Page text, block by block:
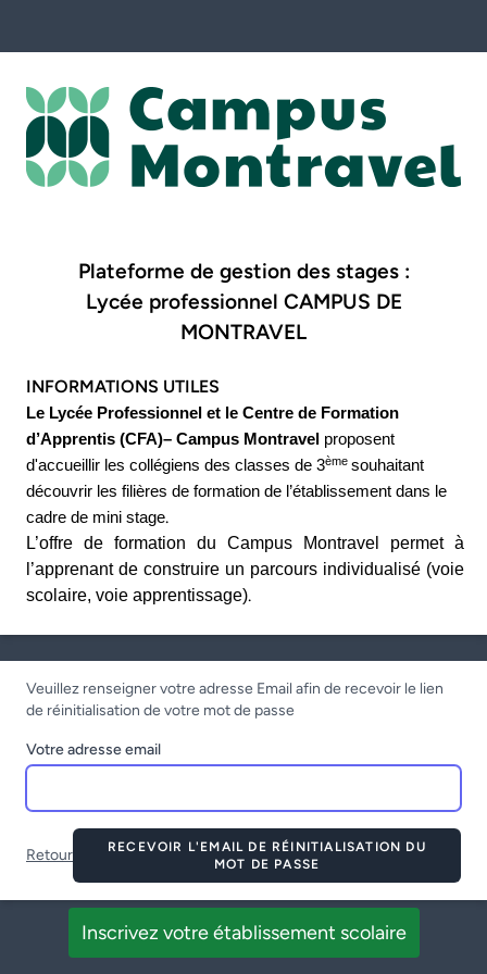
Plateforme de gestion des stages :
Lycée professionnel CAMPUS DE
MONTRAVEL
INFORMATIONS UTILES
Le Lycée Professionnel et le Centre de Formation
d’Apprentis (CFA)– Campus Montravel proposent
d'accueillir les collégiens des classes de 3ème souhaitant
découvrir les filières de formation de l’établissement dans le
cadre de mini stage.
L’offre de formation du Campus Montravel permet à
l’apprenant de construire un parcours individualisé (voie
scolaire, voie apprentissage).
Veuillez renseigner votre adresse Email afin de recevoir le lien
de réinitialisation de votre mot de passe
Votre adresse email
Retour
RECEVOIR L'EMAIL DE RÉINITIALISATION DU
MOT DE PASSE
Inscrivez votre établissement scolaire